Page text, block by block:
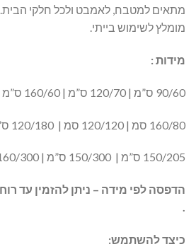
מתאים למטבח, לאמבט ולכל חלקי הבית.
מומלץ לשימוש בייתי.
מידות :
90/60 ס”מ | 120/70 ס”מ | 160/60 ס”מ |
160/80 סמ | 120/120 סמ | 120/180 ס”מ | 240/60 סמ |
150/205 ס”מ | 150/300 ס”מ | 160/300 סמ
.
כיצד להשתמש: